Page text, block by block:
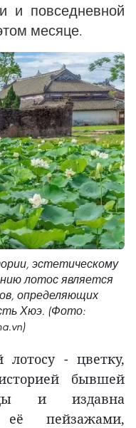
и повседневной
месяце.
эстетическому
лотос является
определяющих
Хюэ. (Фото:
лотосу - цветку,
бывшей
и издавна
её пейзажами,